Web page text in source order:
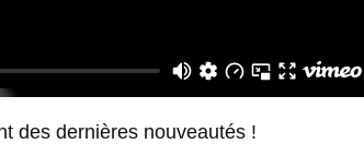
des dernières nouveautés !